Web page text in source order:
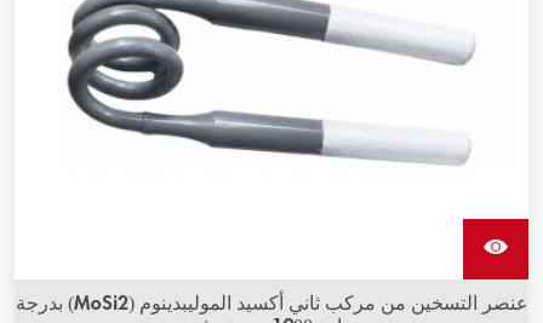
عنصر التسخين من مركب ثاني أكسيد الموليبدينوم (MoSi2) بدرجة